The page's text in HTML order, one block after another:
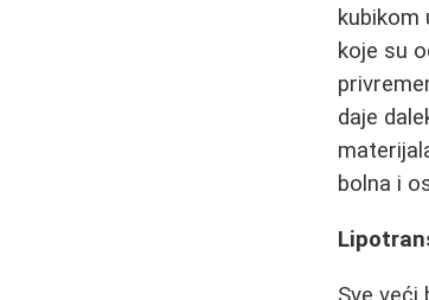
kubikom
koje su
daje
bolna i
Sve veći